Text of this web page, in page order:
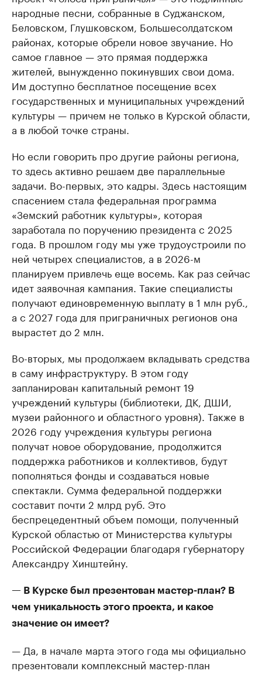
народные песни, собранные в Суджанском,
Беловском, Глушковском, Большесолдатском
районах, которые обрели новое звучание. Но
самое главное — это прямая поддержка
жителей, вынужденно покинувших свои дома.
Им доступно бесплатное посещение всех
государственных и муниципальных учреждений
культуры — причем не только в Курской области,
а в любой точке страны.
Но если говорить про другие районы региона,
то здесь активно решаем две параллельные
задачи. Во-первых, это кадры. Здесь настоящим
спасением стала федеральная программа
«Земский работник культуры», которая
заработала по поручению президента с 2025
года. В прошлом году мы уже трудоустроили по
ней четырех специалистов, а в 2026-м
планируем привлечь еще восемь. Как раз сейчас
идет заявочная кампания. Такие специалисты
получают единовременную выплату в 1 млн руб.,
а с 2027 года для приграничных регионов она
вырастет до 2 млн.
Во-вторых, мы продолжаем вкладывать средства
в саму инфраструктуру. В этом году
запланирован капитальный ремонт 19
учреждений культуры (библиотеки, ДК, ДШИ,
музеи районного и областного уровня). Также в
2026 году учреждения культуры региона
получат новое оборудование, продолжится
поддержка работников и коллективов, будут
пополняться фонды и создаваться новые
спектакли. Сумма федеральной поддержки
составит почти 2 млрд руб. Это
беспрецедентный объем помощи, полученный
Курской областью от Министерства культуры
Российской Федерации благодаря губернатору
Александру Хинштейну.
— В Курске был презентован мастер-план? В
чем уникальность этого проекта, и какое
значение он имеет?
— Да, в начале марта этого года мы официально
презентовали комплексный мастер-план